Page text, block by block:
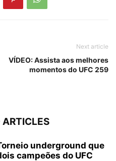
Next article
VÍDEO: Assista aos melhores
momentos do UFC 259
ARTICLES
underground que
campeões do UFC